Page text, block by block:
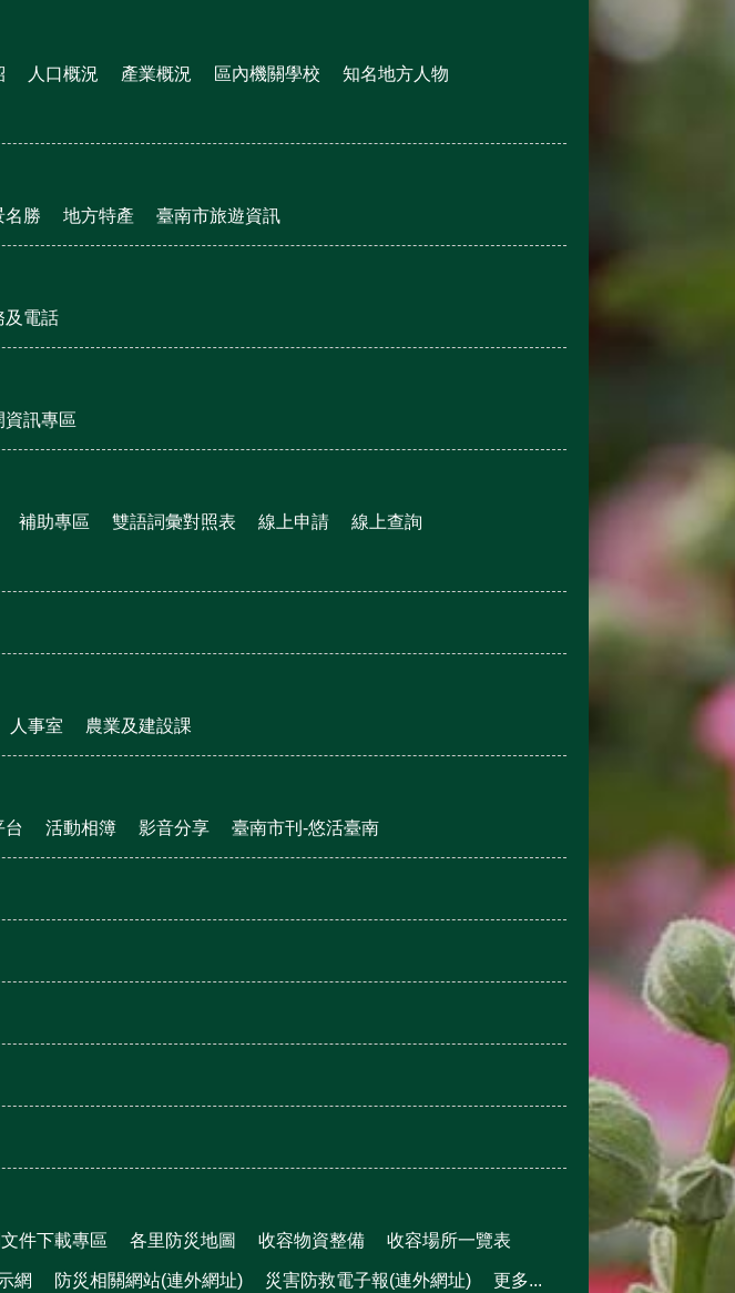
人口概況 產業概況 區內機關學校 知名地方人物
名勝 地方特產 臺南市旅遊資訊
及電話
資訊專區
補助專區 雙語詞彙對照表 線上申請 線上查詢
人事室 農業及建設課
台 活動相簿 影音分享 臺南市刊-悠活臺南
件下載專區 各里防災地圖 收容物資整備 收容場所一覽表
網 防災相關網站(連外網址) 災害防救電子報(連外網址) 更多...